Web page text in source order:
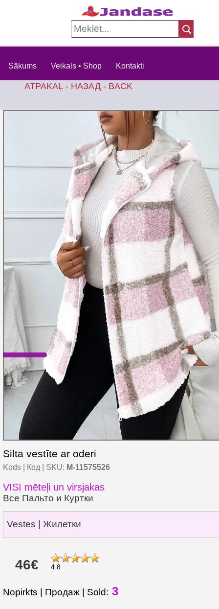
Sākums Veikals • Shop Kontakti
ATPAKAĻ - НАЗАД - BACK
Silta vestīte ar oderi
Kods | Код | SKU: M-11575526
VISI mēteļi un virsjakas
Все Пальто и Куртки
Vestes | Жилетки
46€ 4.8
Nopirkts | Продаж | Sold: 3